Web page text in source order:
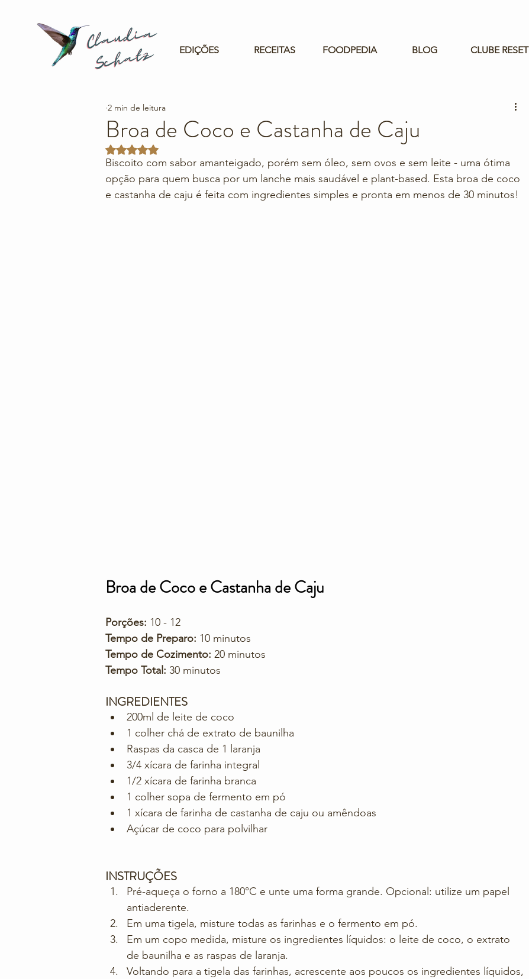
EDIÇÕES RECEITAS FOODPEDIA BLOG CLUBE RESET
Broa de Coco e Castanha de Caju
2 min de leitura
Avaliado com NaN de 5 estrelas.
Biscoito com sabor amanteigado, porém sem óleo, sem ovos e sem leite - uma ótima
opção para quem busca por um lanche mais saudável e plant-based. Esta broa de coco
e castanha de caju é feita com ingredientes simples e pronta em menos de 30 minutos!
Broa de Coco e Castanha de Caju
Porções: 10 - 12
Tempo de Preparo: 10 minutos
Tempo de Cozimento: 20 minutos
Tempo Total: 30 minutos
INGREDIENTES
200ml de leite de coco
1 colher chá de extrato de baunilha
Raspas da casca de 1 laranja
3/4 xícara de farinha integral
1/2 xícara de farinha branca
1 colher sopa de fermento em pó
1 xícara de farinha de castanha de caju ou amêndoas
Açúcar de coco para polvilhar
INSTRUÇÕES
Pré-aqueça o forno a 180°C e unte uma forma grande. Opcional: utilize um papel
antiaderente.
Em uma tigela, misture todas as farinhas e o fermento em pó.
Em um copo medida, misture os ingredientes líquidos: o leite de coco, o extrato
de baunilha e as raspas de laranja.
Voltando para a tigela das farinhas, acrescente aos poucos os ingredientes líquidos,